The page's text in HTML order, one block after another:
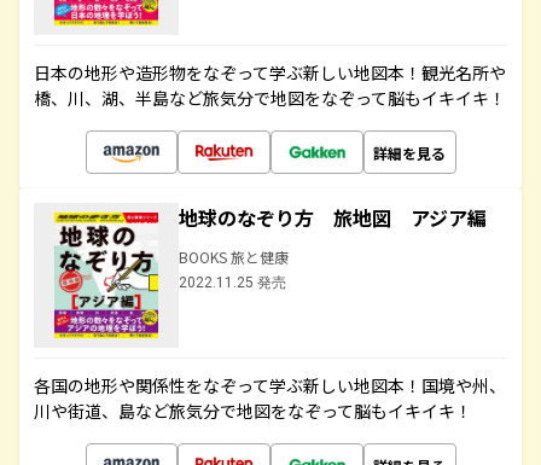
日本の地形や造形物をなぞって学ぶ新しい地図本！観光名所や
橋、川、湖、半島など旅気分で地図をなぞって脳もイキイキ！
詳細を見る
地球のなぞり方 旅地図 アジア編
BOOKS 旅と健康
2022.11.25 発売
各国の地形や関係性をなぞって学ぶ新しい地図本！国境や州、
川や街道、島など旅気分で地図をなぞって脳もイキイキ！